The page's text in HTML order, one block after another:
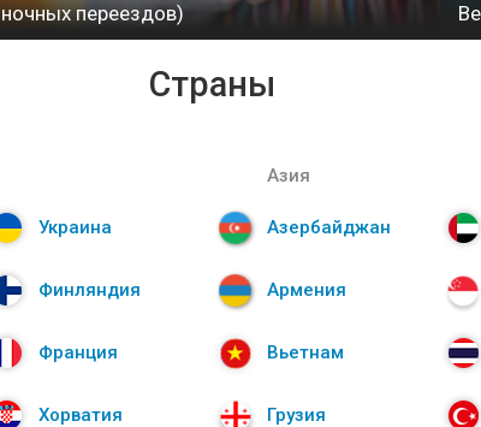
ночных переездов)
Страны
Украина
Финляндия
Франция
Хорватия
Азия
Азербайджан
Армения
Вьетнам
Грузия